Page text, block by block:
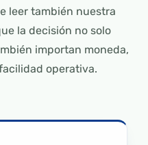
leer también nuestra
la decisión no solo
importan moneda,
operativa.